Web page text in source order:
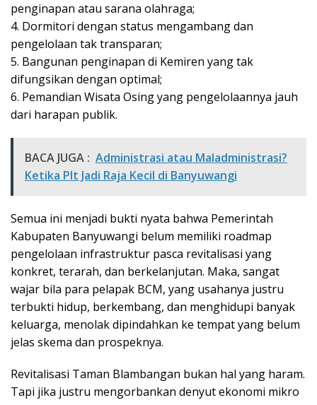
penginapan atau sarana olahraga;
4. Dormitori dengan status mengambang dan
pengelolaan tak transparan;
5. Bangunan penginapan di Kemiren yang tak
difungsikan dengan optimal;
6. Pemandian Wisata Osing yang pengelolaannya jauh
dari harapan publik.
BACA JUGA : Administrasi atau Maladministrasi?
Ketika Plt Jadi Raja Kecil di Banyuwangi
Semua ini menjadi bukti nyata bahwa Pemerintah
Kabupaten Banyuwangi belum memiliki roadmap
pengelolaan infrastruktur pasca revitalisasi yang
konkret, terarah, dan berkelanjutan. Maka, sangat
wajar bila para pelapak BCM, yang usahanya justru
terbukti hidup, berkembang, dan menghidupi banyak
keluarga, menolak dipindahkan ke tempat yang belum
jelas skema dan prospeknya.
Revitalisasi Taman Blambangan bukan hal yang haram.
Tapi jika justru mengorbankan denyut ekonomi mikro